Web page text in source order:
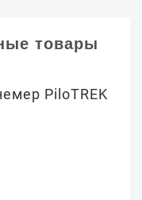
товары
PiloTREK